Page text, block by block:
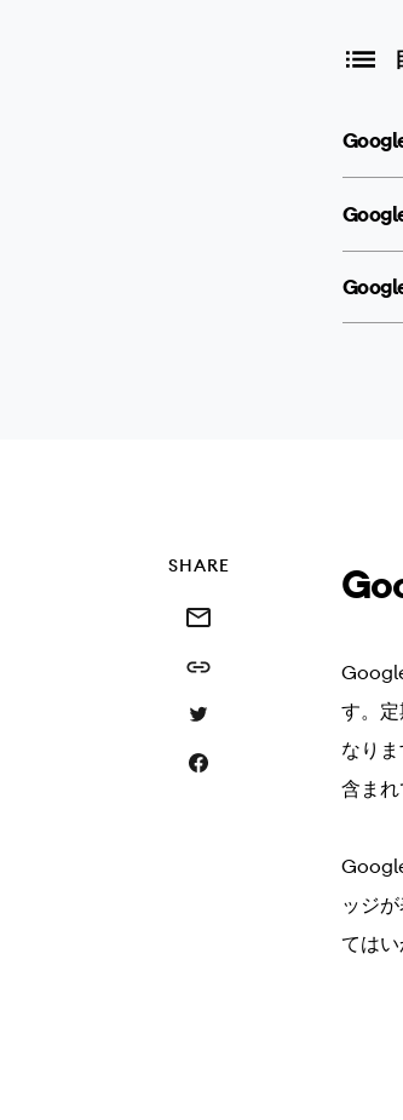
SHARE
Share this via email
Share this link
Share this via Twitter
Share this on Facebook
す。
なり
含ま
ッジ
てはい